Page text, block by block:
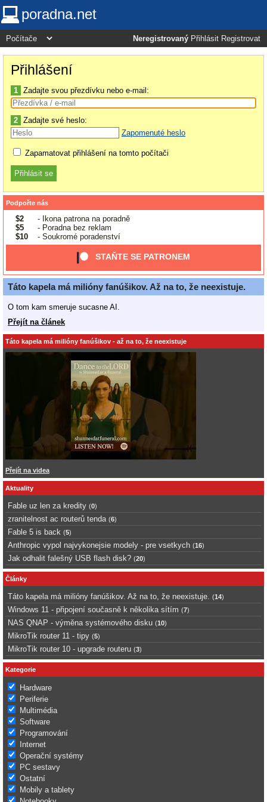
poradna.net
Neregistrovaný Přihlásit Registrovat
Přihlášení
1 Zadajte svou přezdívku nebo e-mail:
2 Zadajte své heslo:
Zapomenuté heslo
Zapamatovat přihlášení na tomto počítači
Podpořte nás
$2
- Ikona patrona na poradně
$5
- Poradna bez reklam
$10
- Soukromé poradenství
STAŇTE SE PATRONEM
Táto kapela má milióny fanúšikov. Až na to, že neexistuje.
O tom kam smeruje sucasne AI.
Přejít na článek
Táto kapela má milióny fanúšikov - až na to, že neexistuje
Přejít na videa
Aktuality
Fable uz len za kredity (0)
zranitelnost ac routerů tenda (6)
Fable 5 is back (5)
Anthropic vypol najvykonejsie modely - pre vsetkych (16)
Jak odhalit falešný USB flash disk? (20)
Články
Táto kapela má milióny fanúšikov. Až na to, že neexistuje. (14)
Windows 11 - připojení současně k několika sítím (7)
NAS QNAP - výměna systémového disku (10)
MikroTik router 11 - tipy (5)
MikroTik router 10 - upgrade routeru (3)
Kategorie
Hardware
Periferie
Multimédia
Software
Programování
Internet
Operační systémy
PC sestavy
Ostatní
Mobily a tablety